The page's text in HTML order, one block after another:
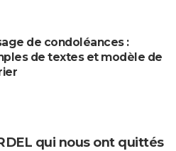
de condoléances :
de textes et modèle de
qui nous ont quittés